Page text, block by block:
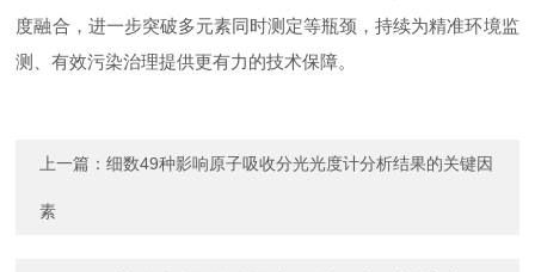
度融合，进一步突破多元素同时测定等瓶颈，持续为精准环境监
测、有效污染治理提供更有力的技术保障。
上一篇：细数49种影响原子吸收分光光度计分析结果的关键因
素